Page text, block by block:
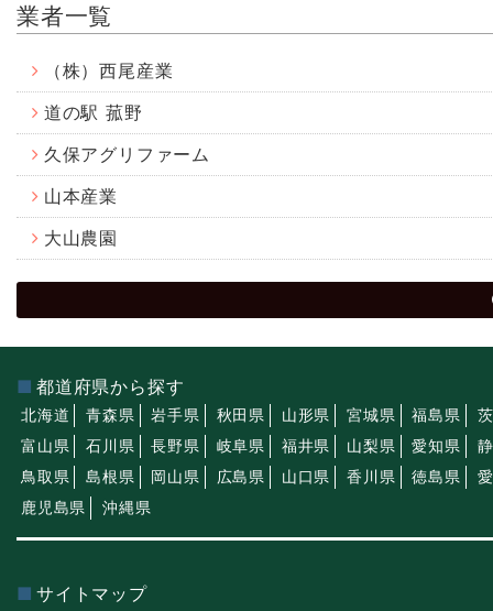
業者一覧
（株）西尾産業
道の駅 菰野
久保アグリファーム
山本産業
大山農園
都道府県から探す
北海道 青森県 岩手県 秋田県 山形県 宮城県 福島県
富山県
石川県 長野県 岐阜県 福井県 山梨県 愛知県
鳥取県
島根県 岡山県 広島県 山口県 香川県 徳島県
鹿児島県
沖縄県
サイトマップ